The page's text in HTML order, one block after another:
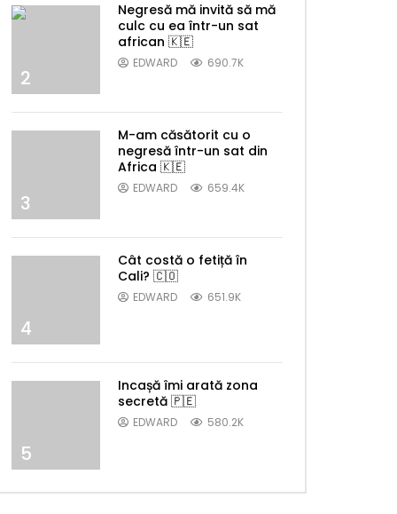
2
Negresă mă invită să mă
culc cu ea într-un sat
african 🇰🇪
EDWARD 690.7K
3
M-am căsătorit cu o
negresă într-un sat din
Africa 🇰🇪
EDWARD 659.4K
4
Cât costă o fetiță în
Cali? 🇨🇴
EDWARD 651.9K
5
Incașă îmi arată zona
secretă 🇵🇪
EDWARD 580.2K